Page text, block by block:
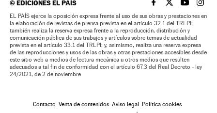
©EDICIONES EL PAÍS EL PAÍS BRASIL EN
EL PAÍSEL PAÍS
EL
EL PAÍS ejerce la oposición expresa frente al uso de sus obras y prestaciones en
la elaboración de revistas de prensa prevista en el artículo 32.1 del TRLPI;
también realiza la reserva expresa frente a la reproducción, distribución y
comunicación pública de sus trabajos y artículos sobre temas de actualidad
prevista en el artículo 33.1 del TRLPI; y, asimismo, realiza una reserva expresa
de las reproducciones y usos de las obras y otras prestaciones accesibles desde
este sitio web a medios de lectura mecánica u otros medios que resulten
adecuados a tal fin de conformidad con el artículo 67.3 del Real Decreto - ley
24/2021, de 2 de noviembre
Contacto Venta de contenidos Aviso legal Política cookies